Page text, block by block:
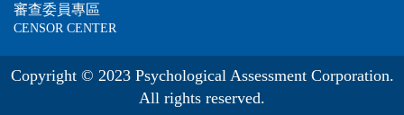
審查委員專區
CENSOR CENTER
Copyright © 2023 Psychological Assessment Corporation.
All rights reserved.